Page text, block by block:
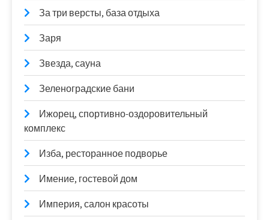
За три версты, база отдыха
Заря
Звезда, сауна
Зеленоградские бани
Ижорец, спортивно-оздоровительный
комплекс
Изба, ресторанное подворье
Имение, гостевой дом
Империя, салон красоты